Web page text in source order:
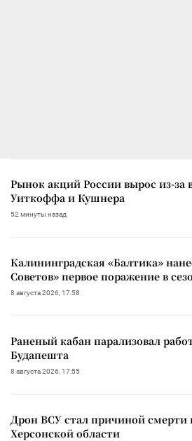
Рынок акций России вырос из-за
Уиткоффа и Кушнера
52 минуты назад
Калининградская «Балтика»
Советов» первое поражение в
8 августа 2026, 17:58
Раненый кабан парализовал
Будапешта
8 августа 2026, 17:55
Дрон ВСУ стал причиной смерти
Херсонской области